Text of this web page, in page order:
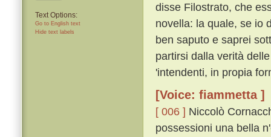
Text Options:
Go to English text
Hide text labels
disse Filostrato, che
novella: la quale, se io
ben saputo e saprei
partirsi dalla verità
'intendenti, in propia
[Voice: fiammetta ]
[ 006 ] Niccolò
possessioni una bella